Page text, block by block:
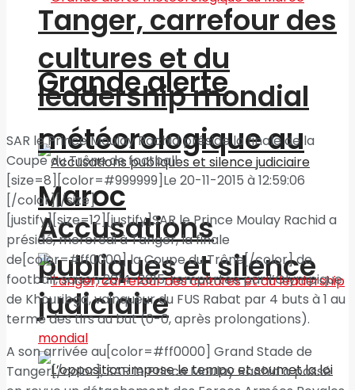
Tanger, carrefour des
cultures et du
leadership mondial
Accusations
publiques et silence
judiciaire
Grande alerte
météorologique au
Maroc
SAR le Prince Moulay Rachid préside la finale de la
Coupe du Trône de football
[size=8][color=#999999]Le 20-11-2015 à 12:59:06
[/color][/size]
[justify][size=12][justify]SAR le Prince Moulay Rachid a
présidé, mercredi à Tanger, la finale
de[color=#ff0000] la Coupe du Trône[/color] de
football, saison 2014-2015, remportée par l’Olympique
de Khouribga, vainqueur du FUS Rabat par 4 buts à 1 au
terme des tirs au but (0-0, après prolongations).
A son arrivée au[color=#ff0000] Grand Stade de
Tanger[/color], SAR le Prince Moulay Rachid a passé